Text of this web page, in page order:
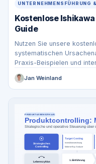
UNTERNEHMENSFÜHRUNG
Kostenlose
Guide
Nutzen Sie unsere
systematischen
Praxis-Beispielen und
Jan Weinland